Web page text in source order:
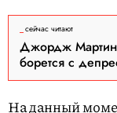
сейчас читают
Джордж Мартин
борется с
На данный